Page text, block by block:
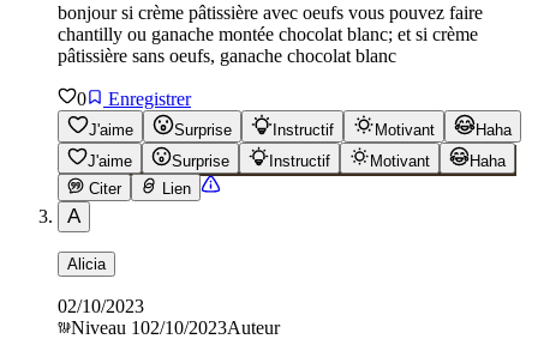
bonjour si crème pâtissière avec oeufs vous pouvez faire
chantilly ou ganache montée chocolat blanc; et si crème
pâtissière sans oeufs, ganache chocolat blanc
0 Enregistrer
J'aime Surprise Instructif Motivant
Haha
J'aime
Surprise Instructif Motivant
Haha
Citer
Lien
A
Alicia
02/10/2023
Niveau 102/10/2023Auteur